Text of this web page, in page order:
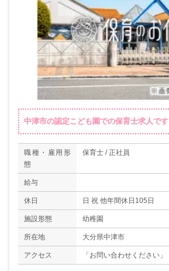
中津市の認定こども園での保育士求人です
職種・雇用形
態
保育士 / 正社員
給与
休日 日 祝 他年間休日105日
施設形態 幼稚園
所在地 大分県中津市
アクセス 「お問い合わせください」